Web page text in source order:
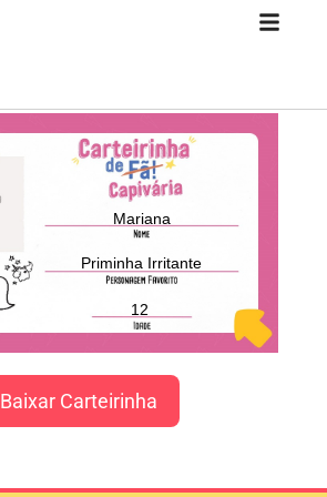
Mariana
Priminha Irritante
12
Baixar Carteirinha